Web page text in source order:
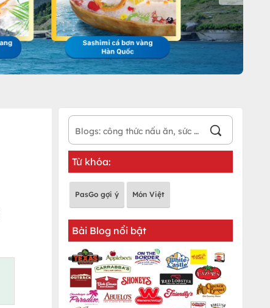
Từ khóa:
PasGo gợi ý Món Việt
Bài Blog nổi bật